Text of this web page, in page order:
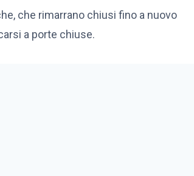
che rimarrano chiusi fino a nuovo
a porte chiuse.